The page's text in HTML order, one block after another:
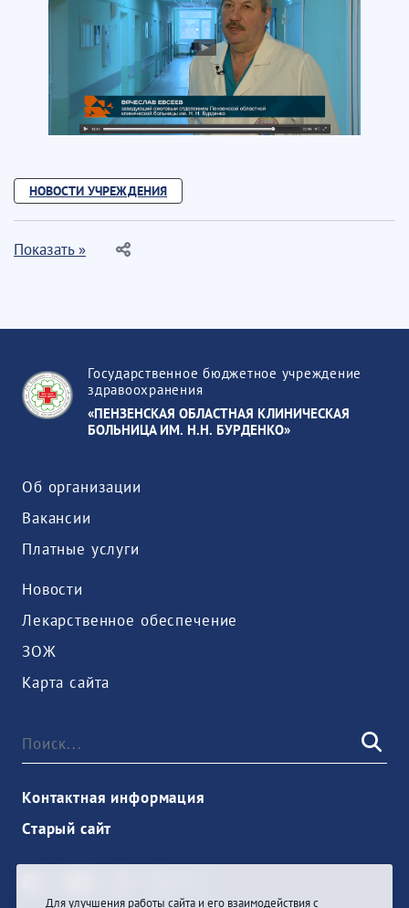
НОВОСТИ УЧРЕЖДЕНИЯ
Показать »
Государственное бюджетное учреждение
здравоохранения
«ПЕНЗЕНСКАЯ ОБЛАСТНАЯ КЛИНИЧЕСКАЯ
БОЛЬНИЦА ИМ. Н.Н. БУРДЕНКО»
Об организации
Вакансии
Платные услуги
Новости
Лекарственное обеспечение
ЗОЖ
Карта сайта
Контактная информация
Старый сайт
Для улучшения работы сайта и его взаимодействия с